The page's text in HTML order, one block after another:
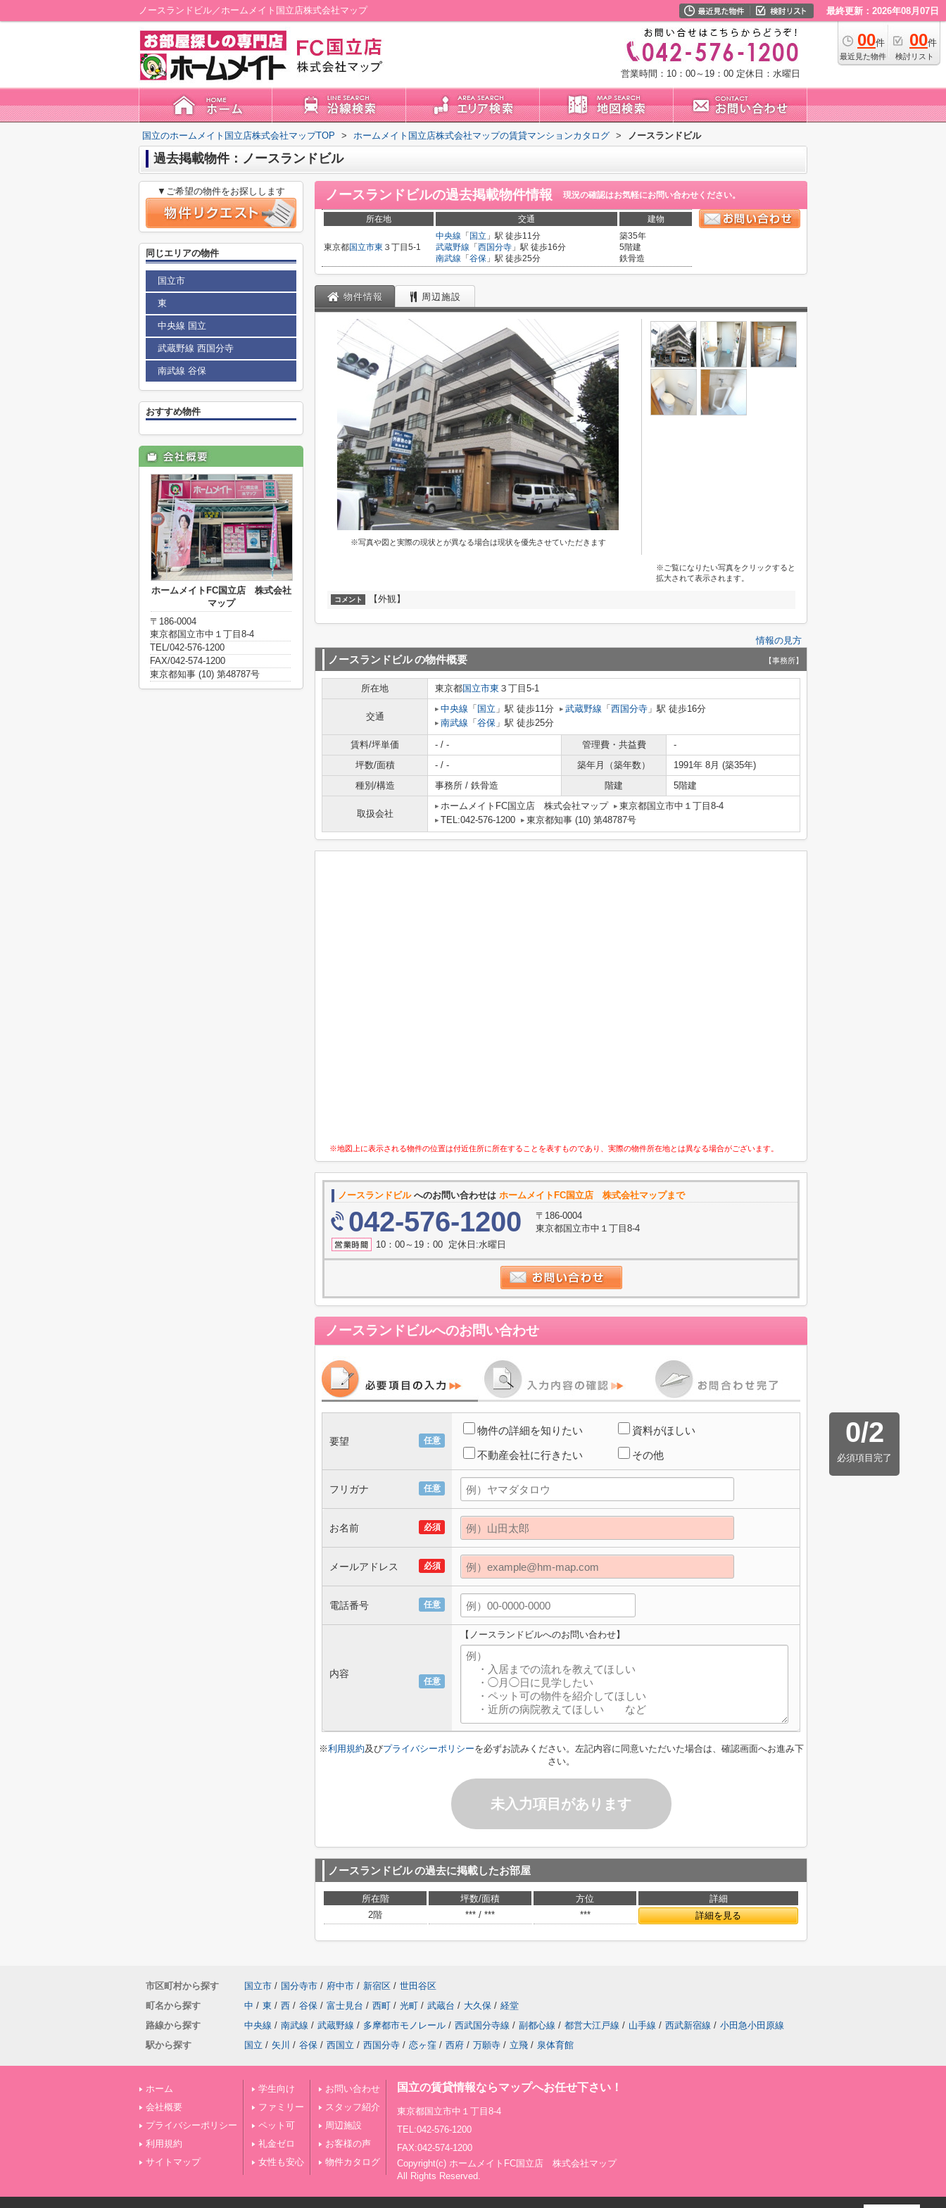
ノースランドビル／ホームメイト国立店株式会社マップ 最終更新：2026年08月07日
00件
最近見た物件
00件
検討リスト
営業時間：10：00～19：00 定休日：水曜日
国立のホームメイト国立店株式会社マップTOP > ホームメイト国立店株式会社マップの賃貸マンションカタログ > ノースランドビル
過去掲載物件：ノースランドビル
ノースランドビルの過去掲載物件情報 現況の確認はお気軽にお問い合わせください。
所在地 交通 建物
東京都国立市東 ３丁目5-1
中央線 「 国立 」駅 徒歩11分
武蔵野線 「 西国分寺 」駅 徒歩16分
南武線 「 谷保 」駅 徒歩25分
築35年
5階建
鉄骨造
物件情報 周辺施設
※写真や図と実際の現状とが異なる場合は現状を優先させていただきます
※ご覧になりたい写真をクリックすると
拡大されて表示されます。
コメント 【外観】
情報の見方
ノースランドビルの物件概要 【事務所】
所在地 東京都国立市東 ３丁目5-1
交通
中央線 「 国立 」駅 徒歩11分 武蔵野線 「 西国分寺 」駅 徒歩16分
南武線 「 谷保 」駅 徒歩25分
賃料/坪単価 - / - 管理費・共益費
-
坪数/面積
- / - 築年月（築年数）
1991年 8月 (築35年)
種別/構造
事務所 / 鉄骨造 階建 5階建
取扱会社
ホームメイトFC国立店 株式会社マップ
東京都国立市中１丁目8-4
TEL:042-576-1200
東京都知事 (10) 第48787号
※地図上に表示される物件の位置は付近住所に所在することを表すものであり、実際の物件所在地とは異なる場合がございます。
ノースランドビルへのお問い合わせは ホームメイトFC国立店 株式会社マップまで
042-576-1200
〒186-0004
東京都国立市中１丁目8-4
10：00～19：00 定休日:水曜日
ノースランドビルへのお問い合わせ
0/2
必須項目完了
任意
要望
物件の詳細を知りたい 資料がほしい
不動産会社に行きたい その他
任意
フリガナ
必須
お名前
必須
メールアドレス
任意
電話番号
任意
内容
【ノースランドビルへのお問い合わせ】
※利用規約及びプライバシーポリシーを必ずお読みください。左記内容に同意いただいた場合は、確認画面へお進み下
さい。
未入力項目があります
ノースランドビルの過去に掲載したお部屋
所在階 坪数/面積 方位
詳細
2階
*** / *** *** 詳細を見る
▼ご希望の物件をお探しします
同じエリアの物件
国立市
東
中央線 国立
武蔵野線 西国分寺
南武線 谷保
おすすめ物件
ホームメイトFC国立店 株式会社
マップ
〒186-0004
東京都国立市中１丁目8-4
TEL/042-576-1200
FAX/042-574-1200
東京都知事 (10) 第48787号
市区町村から探す 国立市 / 国分寺市 / 府中市 / 新宿区 / 世田谷区
町名から探す
中 / 東 / 西 / 谷保 / 富士見台 / 西町 / 光町 / 武蔵台 / 大久保 / 経堂
路線から探す
中央線 / 南武線 / 武蔵野線 / 多摩都市モノレール / 西武国分寺線 / 副都心線 / 都営大江戸線 / 山手線 / 西武新宿線 / 小田急小田原線
駅から探す
国立 / 矢川 / 谷保 / 西国立 / 西国分寺 / 恋ヶ窪 / 西府 / 万願寺 / 立飛 / 泉体育館
ホーム
会社概要
プライバシーポリシー
利用規約
サイトマップ
学生向け
ファミリー
ペット可
礼金ゼロ
女性も安心
お問い合わせ
スタッフ紹介
周辺施設
お客様の声
物件カタログ
国立の賃貸情報ならマップへお任せ下さい！
東京都国立市中１丁目8-4
TEL:042-576-1200
FAX:042-574-1200
Copyright(c) ホームメイトFC国立店 株式会社マップ
All Rights Reserved.